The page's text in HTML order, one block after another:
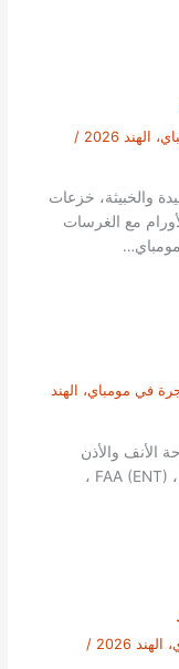
2026
/
والخبيثة، خزعات
مع الغرسات
مومباي…
في مومباي، الهند
الأنف والأذن
والحنجرة ماجستير (ENT) ، جامعة مومباي ، FAA (ENT) ،
2026
/